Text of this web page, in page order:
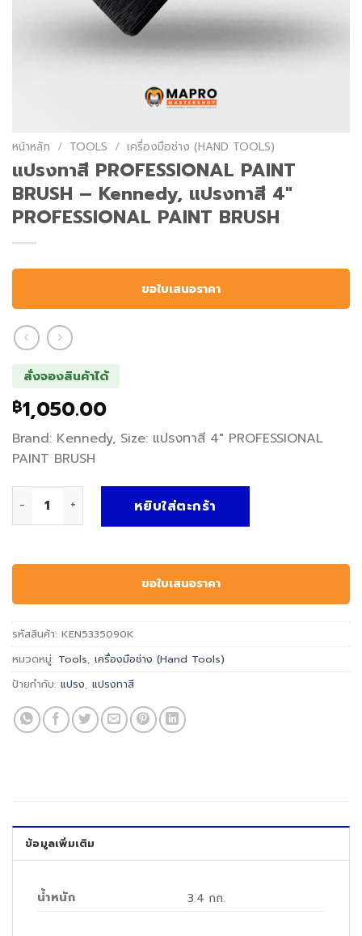
หน้าหลัก / TOOLS / เครื่องมือช่าง (HAND TOOLS)
แปรงทาสี PROFESSIONAL PAINT
BRUSH – Kennedy, แปรงทาสี 4″
PROFESSIONAL PAINT BRUSH
ขอใบเสนอราคา
สั่งจองสินค้าได้
฿1,050.00
Brand: Kennedy, Size: แปรงทาสี 4″ PROFESSIONAL
PAINT BRUSH
หยิบใส่ตะกร้า
ขอใบเสนอราคา
รหัสสินค้า: KEN5335090K
หมวดหมู่: Tools เครื่องมือช่าง (Hand Tools)
ป้ายกำกับ: แปรง แปรงทาสี
ข้อมูลเพิ่มเติม
น้ำหนัก 3.4 กก.